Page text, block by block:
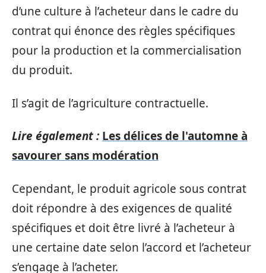
d’une culture à l’acheteur dans le cadre du
contrat qui énonce des règles spécifiques
pour la production et la commercialisation
du produit.
Il s’agit de l’agriculture contractuelle.
Lire également : Les délices de l'automne à
savourer sans modération
Cependant, le produit agricole sous contrat
doit répondre à des exigences de qualité
spécifiques et doit être livré à l’acheteur à
une certaine date selon l’accord et l’acheteur
s’engage à l’acheter.